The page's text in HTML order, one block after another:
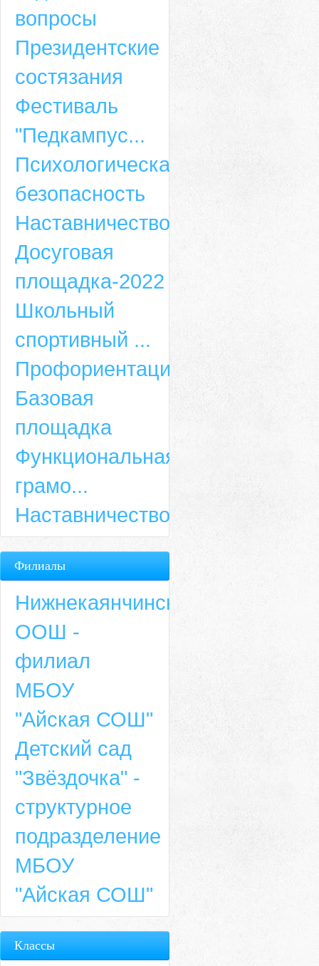
вопросы
Президентские
состязания
Фестиваль
"Педкампус...
Психологическая
безопасность
Наставничество
Досуговая
площадка-2022
Школьный
спортивный ...
Профориентация
Базовая
площадка
Функциональная
грамо...
Наставничество
Филиалы
Нижнекаянчинская
ООШ -
филиал
МБОУ
"Айская СОШ"
Детский сад
"Звёздочка" -
структурное
подразделение
МБОУ
"Айская СОШ"
Классы